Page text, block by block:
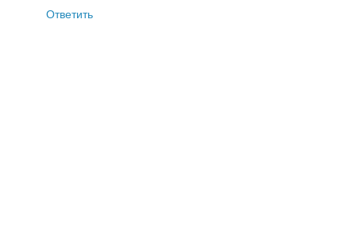
Ответить